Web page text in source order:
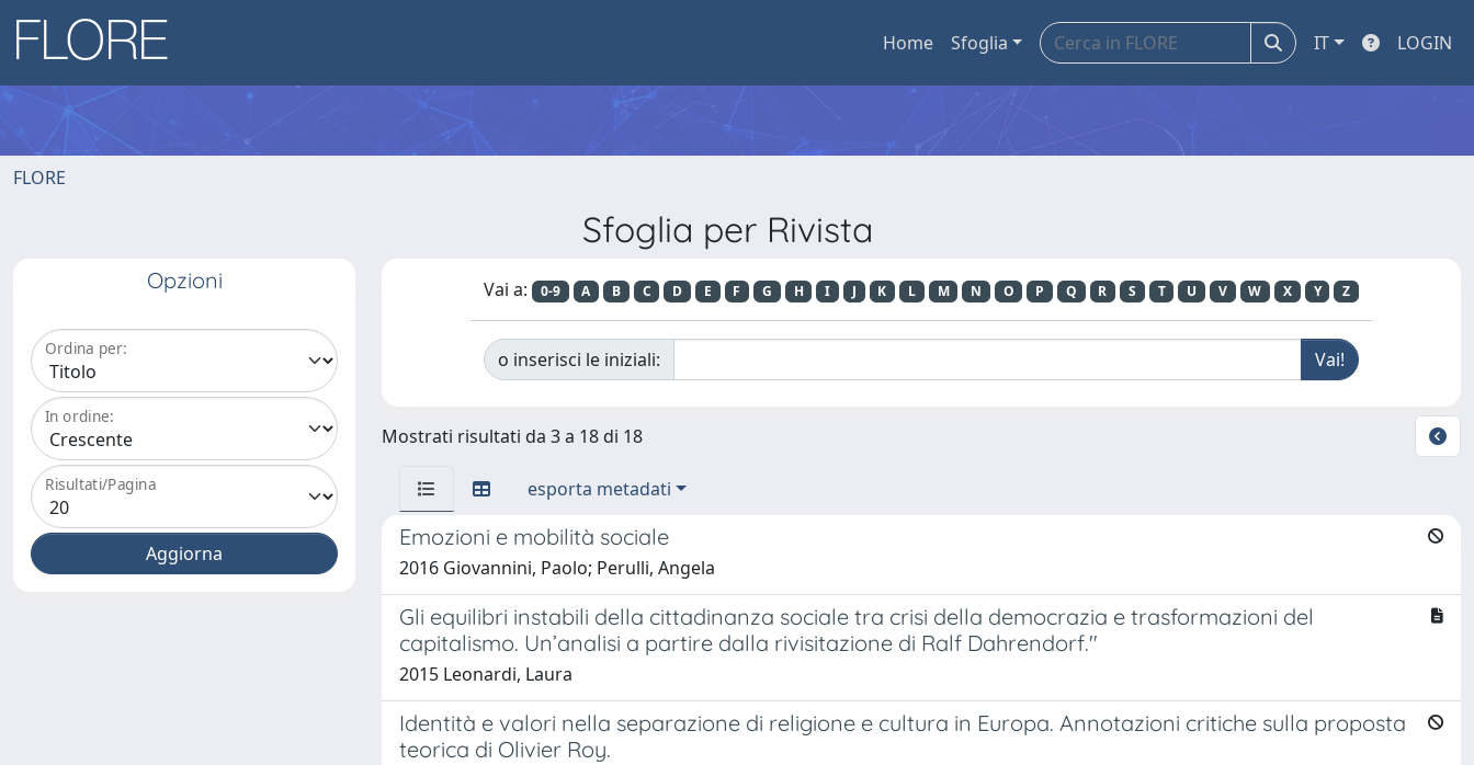
Home Sfoglia IT LOGIN
FLORE
Sfoglia per Rivista
Opzioni
Ordina per:
In ordine:
Risultati/Pagina
Vai a: 0-9 A B C D E F G H I J K L M N O P Q R S T U V W X Y Z
o inserisci le iniziali:
Mostrati risultati da 3 a 18 di 18
esporta metadati
Emozioni e mobilità sociale
2016 Giovannini, Paolo; Perulli, Angela
Gli equilibri instabili della cittadinanza sociale tra crisi della democrazia e trasformazioni del
capitalismo. Un’analisi a partire dalla rivisitazione di Ralf Dahrendorf."
2015 Leonardi, Laura
Identità e valori nella separazione di religione e cultura in Europa. Annotazioni critiche sulla proposta
teorica di Olivier Roy.